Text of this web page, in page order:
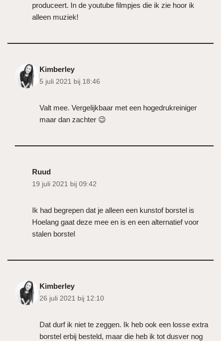
produceert. In de youtube filmpjes die ik zie hoor ik
alleen muziek!
Kimberley
5 juli 2021 bij 18:46
Valt mee. Vergelijkbaar met een hogedrukreiniger
maar dan zachter 😉
Ruud
19 juli 2021 bij 09:42
Ik had begrepen dat je alleen een kunstof borstel is
Hoelang gaat deze mee en is en een alternatief voor
stalen borstel
Kimberley
26 juli 2021 bij 12:10
Dat durf ik niet te zeggen. Ik heb ook een losse extra
borstel erbij besteld, maar die heb ik tot dusver nog